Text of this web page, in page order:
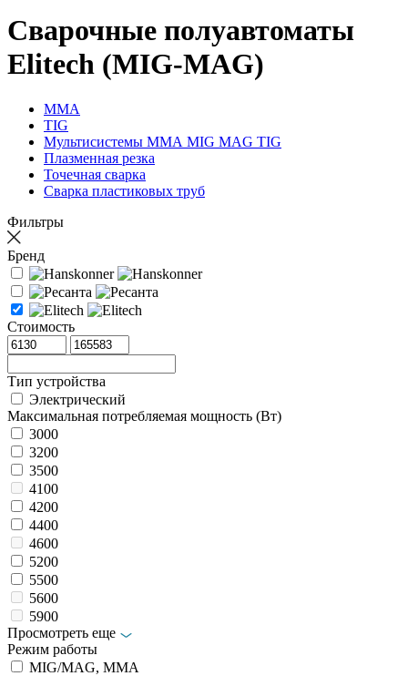
Сварочные полуавтоматы
Elitech (MIG-MAG)
MMA
TIG
Мультисистемы ММА MIG MAG TIG
Плазменная резка
Точечная сварка
Cварка пластиковых труб
Фильтры
Бренд
Стоимость
Тип устройства
Электрический
Максимальная потребляемая мощность (Вт)
3000
3200
3500
4100
4200
4400
4600
5200
5500
5600
5900
Просмотреть еще
Режим работы
MIG/MAG, MMA